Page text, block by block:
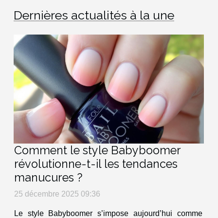
Dernières actualités à la une
Comment le style Babyboomer
révolutionne-t-il les tendances
manucures ?
25 décembre 2025 09:36
Le style Babyboomer s’impose aujourd’hui comme